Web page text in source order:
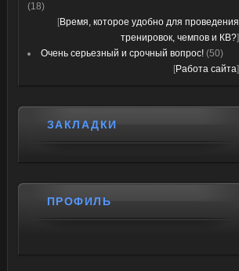
(18)
[Время, которое удобно для проведения
тренировок, чемпов и КВ?]
Очень серьезный и срочный вопрос! (50)
[Работа сайта]
ЗАКЛАДКИ
ПРОФИЛЬ